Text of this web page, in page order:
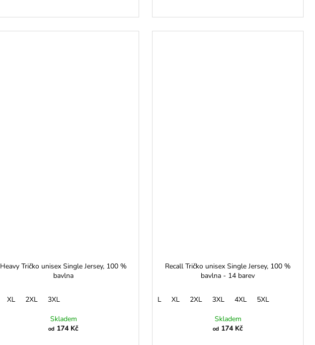
Heavy Tričko unisex Single Jersey, 100 %
bavlna
XL 2XL 3XL
Skladem
od 174 Kč
Recall Tričko unisex Single Jersey, 100 %
bavlna - 14 barev
L XL 2XL 3XL 4XL 5XL
Skladem
od 174 Kč